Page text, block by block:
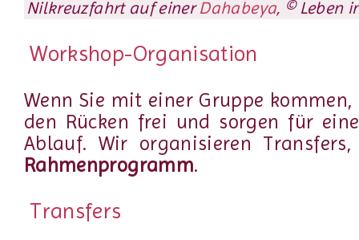
Nilkreuzfahrt auf einerDahabeya, © Leben
Workshop-Organisation
Wenn Sie mit einer Gruppe
den Rücken frei und sorgen für
Ablauf. Wir organisieren
Rahmenprogramm.
Transfers